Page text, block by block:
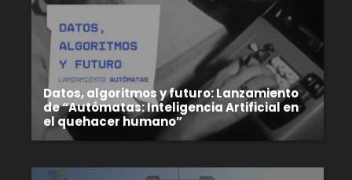
Datos, algoritmos y futuro: Lanzamiento
de “Autómatas: Inteligencia Artificial en
el quehacer humano”